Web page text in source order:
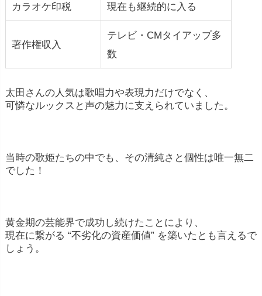
カラオケ印税 現在も継続的に入る
著作権収入
テレビ・CMタイアップ多
数
太田さんの人気は歌唱力や表現力だけでなく、
可憐なルックスと声の魅力に支えられていました。
当時の歌姫たちの中でも、その清純さと個性は唯一無二
でした！
黄金期の芸能界で成功し続けたことにより、
現在に繋がる “不劣化の資産価値” を築いたとも言えるで
しょう。